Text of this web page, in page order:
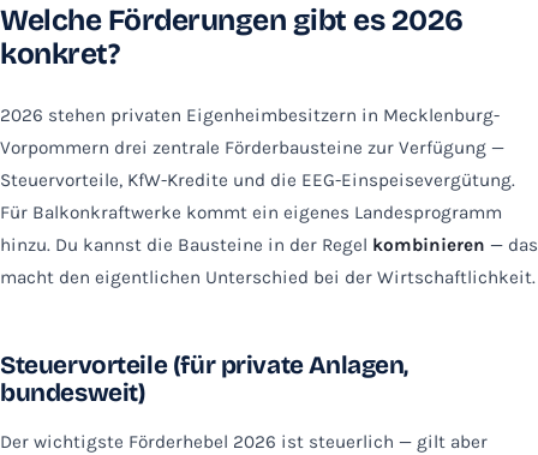
Welche Förderungen gibt es 2026
konkret?
2026 stehen privaten Eigenheimbesitzern in Mecklenburg-
Vorpommern drei zentrale Förderbausteine zur Verfügung —
Steuervorteile, KfW-Kredite und die EEG-Einspeisevergütung.
Für Balkonkraftwerke kommt ein eigenes Landesprogramm
hinzu. Du kannst die Bausteine in der Regel kombinieren — das
macht den eigentlichen Unterschied bei der Wirtschaftlichkeit.
Steuervorteile (für private Anlagen,
bundesweit)
Der wichtigste Förderhebel 2026 ist steuerlich — gilt aber